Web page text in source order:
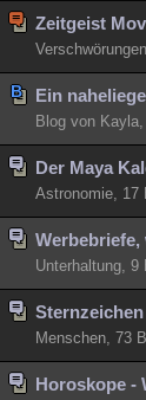
Zeitgeist
Ein
Blog von
Der Maya
Astronomie, 17
Unterhaltung, 9
Menschen, 73
Horoskope -